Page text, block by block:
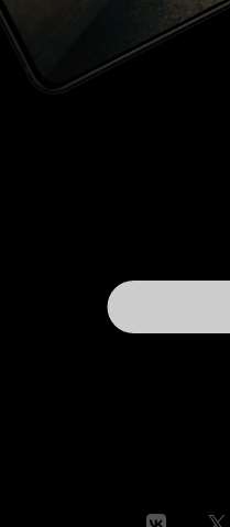
основной истории, то
предельно простой: без
поворотов, с не таким уж
неприятностей для наших
оборачиваются
событиями из жизни и
морскими анекдотами. Что
лучше проникнуться
Галкин, вписавшийся в